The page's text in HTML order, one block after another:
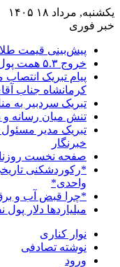
یکشنبه, مرداد ۱۸ ۱۴۰۵
خبر فوری
پیش‌بینی قیمت طلا، دلار
خروج ۵.۳ همت پول حقیقی از بازار سهام
پیام تبریک
کرمانشاه جناب
تبریک سردبیر به
تنش میان رسانه و
تبریک مدیر
خبرنگار
صفحه نخست روزنامه‌ها
واحدی*
*چرا قبض آب و برق خرداد و تیر ۳
میلیاردها دلار
نوار کناری
نوشته تصادفی
ورود